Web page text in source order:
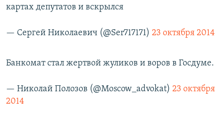
картах депутатов и вскрылся
— Сергей Николаевич (@Ser717171) 23 октября 2014
Банкомат стал жертвой жуликов и воров в Госдуме.
— Николай Полозов (@Moscow_advokat) 23 октября
2014